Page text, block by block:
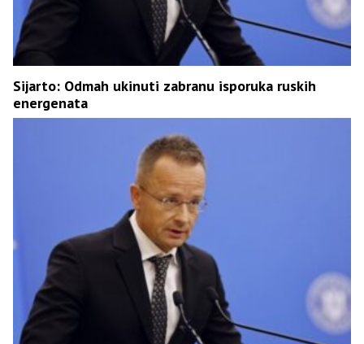
Sijarto: Odmah ukinuti zabranu isporuka ruskih
energenata